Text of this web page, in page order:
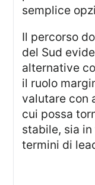
semplice
Il percorso dopo il Mondiale con la Corea
del Sud
alternative
il ruolo
valutare con
cui possa
stabile, sia
termini di